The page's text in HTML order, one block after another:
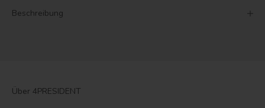
Beschreibung
Über 4PRESIDENT